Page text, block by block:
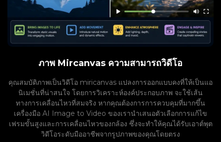
ภาพ Mircanvas ความสามารถวิดีโอ
คุณสมบัติภาพเป็นวิดีโอ miricanvas แปลงการออกแบบคงที่ให้เป็นแอ
นิเมชั่นที่น่าสนใจ โดยการวิเคราะห์องค์ประกอบภาพ จะใช้เส้น
ทางการเคลื่อนไหวที่สมจริง หากคุณต้องการการควบคุมที่มากขึ้น
เครื่องมือ AI Image to Video ของเรานำเสนอตัวเลือกการแก้ไข
เฟรมขั้นสูงและการเคลื่อนไหวของกล้อง ซึ่งจะทำให้คุณได้รับเอาต์พุต
วิดีโอระดับมืออาชีพจากรูปภาพของคุณโดยตรง